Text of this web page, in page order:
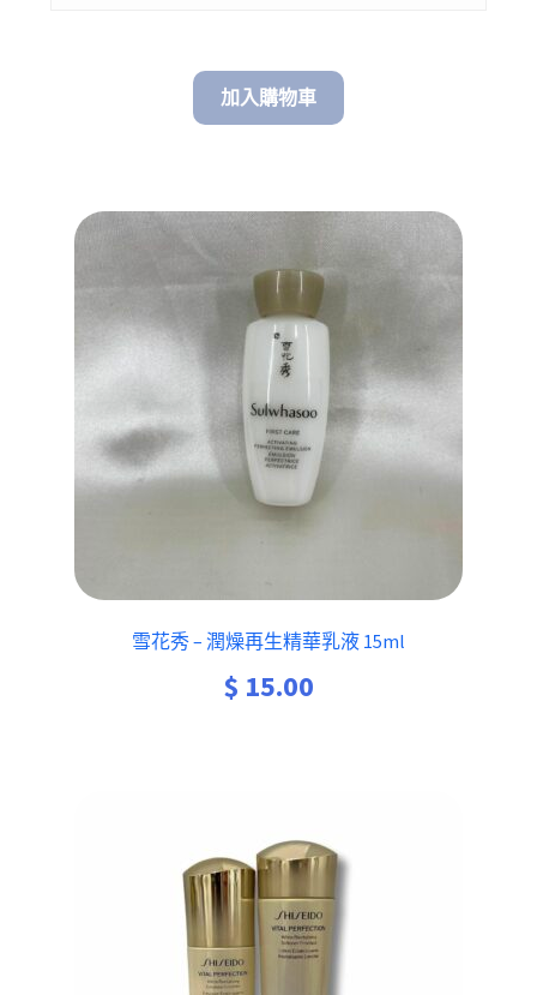
加入購物車
雪花秀 – 潤燥再生精華乳液 15ml
$ 15.00